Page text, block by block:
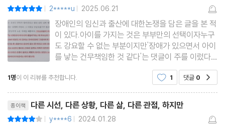
_ 요시다 슈이치(소설가)
“상식적인 사고를 휘저어 버리는 언어의 전개는 주인공이 처한 상황
으로 인해 생겨난 것이 아니라 소설이 소설로서 낳아준 것이다.”
백』에 주목하는 이유는 작가의 장애가 아닌 작품의 파격성과 문학성
| 2*****u | 2025.06.21
장애인의 임신과 출산에 대한논쟁을 담은 글을 본 적
이 있다.아이를 가지는 것은 부부만의 선택이자누구
도 강요할 수 없는 부분이지만'장애가 있으면서 아이
를 낳는 건무책임한 것 같다'는 댓글이 주를 이렀다.
혹시 유전될지 모르는 장애에 대한 염려,그리고 아이
가 비장애인으로 태어난다 하더라도과연 장애가 있
때문일 터.사람은 누구
1명이 이 리뷰를 추천합니다. 1 댓글 0
종이책 다른 시선, 다른 상황, 다른 삶, 다른 관점, 하지만
| y****6 | 2024.01.28